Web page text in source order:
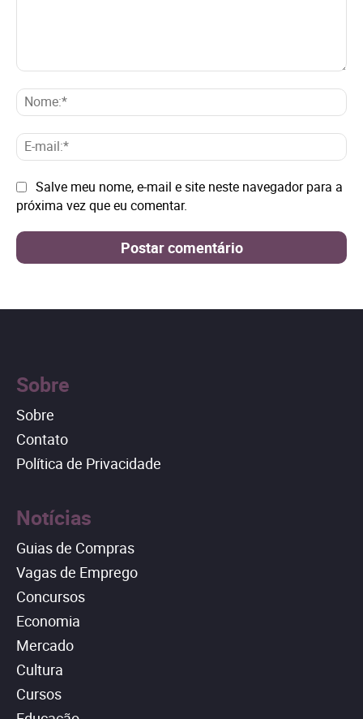
E-
Site: Salve meu nome, e-mail e site neste navegador para a
próxima vez que eu comentar.
Sobre
Sobre
Contato
Política de Privacidade
Notícias
Guias de Compras
Vagas de Emprego
Concursos
Economia
Mercado
Cultura
Cursos